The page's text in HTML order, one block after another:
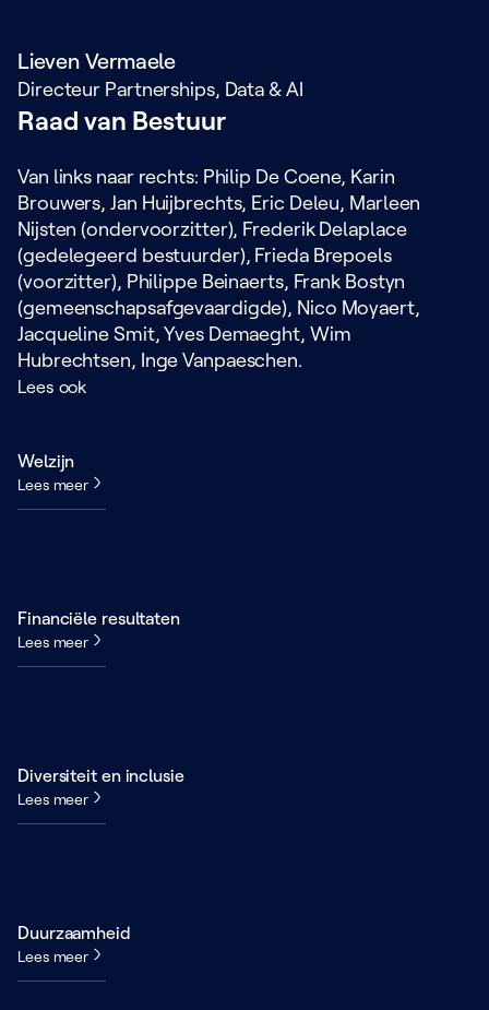
Lieven Vermaele
Directeur Partnerships, Data & AI
Raad van Bestuur
Van links naar rechts: Philip De Coene, Karin
Brouwers, Jan Huijbrechts, Eric Deleu, Marleen
Nijsten (ondervoorzitter), Frederik Delaplace
(gedelegeerd bestuurder), Frieda Brepoels
(voorzitter), Philippe Beinaerts, Frank Bostyn
(gemeenschapsafgevaardigde), Nico Moyaert,
Jacqueline Smit, Yves Demaeght, Wim
Hubrechtsen, Inge Vanpaeschen.
Lees ook
Welzijn
Lees meer
Financiële resultaten
Lees meer
Diversiteit en inclusie
Lees meer
Duurzaamheid
Lees meer